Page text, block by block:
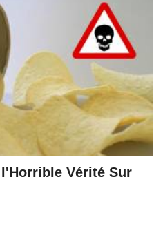
Vérité Sur